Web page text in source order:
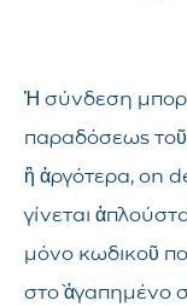
Ἡ σύνδεση
παραδόσεως
ἢ ἀργότερα, on
γίνεται
μόνο κωδικοῦ
στὸ ἀγαπημένο